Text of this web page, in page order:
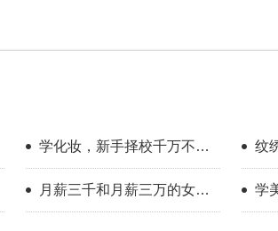
学化妆，新手择校千万不要
只看外表
纹
年
月薪三千和月薪三万的女
生，差的是一门可变现的手
学
历